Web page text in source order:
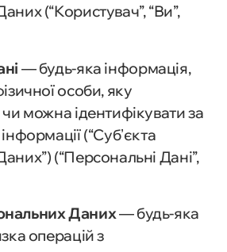
(“Користувач”, “Ви”,
— будь-яка інформація,
особи, яку
можна ідентифікувати за
(“Субʼєкта
(“Персональні Дані”,
Даних— будь-яка
операцій з